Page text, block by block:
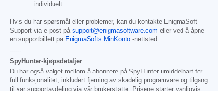
individuelt.
Hvis du har spørsmål eller problemer, kan du kontakte EnigmaSoft
Support via e-post på support@enigmasoftware.com eller ved å åpne
en supportbillett på EnigmaSofts MinKonto -nettsted.
------
SpyHunter-kjøpsdetaljer
Du har også valget mellom å abonnere på SpyHunter umiddelbart for
full funksjonalitet, inkludert fjerning av skadelig programvare og tilgang
til vår supportavdeling via vår brukerstøtte. Prisene starter vanligvis